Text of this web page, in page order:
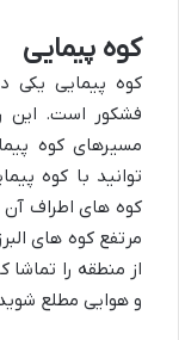
کوه پیمایی
کوه پیمایی یکی
فشکور است. این
مسیرهای کوه
توانید با کوه
کوه های اطراف
مرتفع کوه های
از منطقه را
و هوایی مطلع